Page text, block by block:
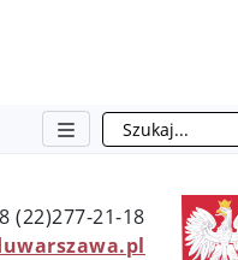
Szukaj
(22)277-21-18